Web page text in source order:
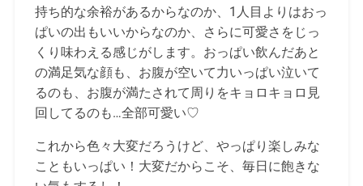
持ち的な余裕があるからなのか、1人目よりはおっ
ぱいの出もいいからなのか、さらに可愛さをじっ
くり味わえる感じがします。おっぱい飲んだあと
の満足気な顔も、お腹が空いて力いっぱい泣いて
るのも、お腹が満たされて周りをキョロキョロ見
回してるのも…全部可愛い♡
これから色々大変だろうけど、やっぱり楽しみな
こともいっぱい！大変だからこそ、毎日に飽きな